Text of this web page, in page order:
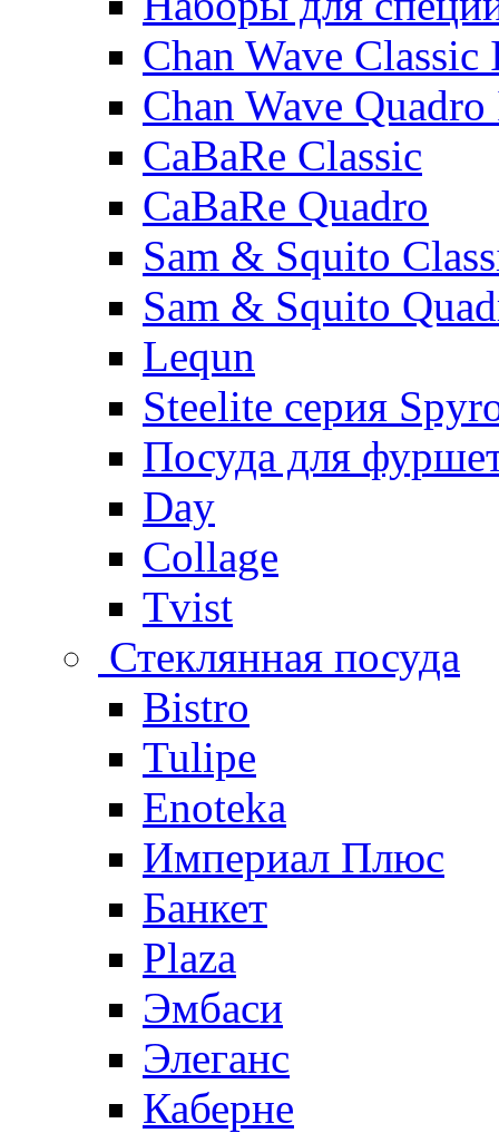
Chan Wave
Chan Wave
CaBaRe Classic
CaBaRe Quadro
Sam & Squito
Sam & Squito
Lequn
Steelite серия
Посуда для
Day
Collage
Tvist
Стеклянная посуда
Bistro
Tulipe
Enoteka
Империал Плюс
Банкет
Plaza
Эмбаси
Элеганс
Каберне